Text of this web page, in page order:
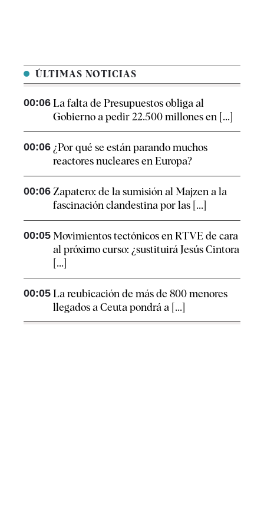
ÚLTIMAS NOTICIAS
00:06 La falta de Presupuestos obliga al
Gobierno a pedir 22.500 millones en [...]
00:06 ¿Por qué se están parando muchos
reactores nucleares en Europa?
00:06 Zapatero: de la sumisión al Majzen a la
fascinación clandestina por las [...]
00:05 Movimientos tectónicos en RTVE de cara
al próximo curso: ¿sustituirá Jesús Cintora
[...]
00:05 La reubicación de más de 800 menores
llegados a Ceuta pondrá a [...]